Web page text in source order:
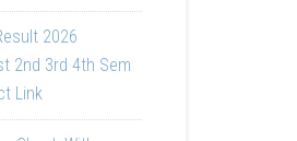
2026
2nd 3rd 4th Sem
Link